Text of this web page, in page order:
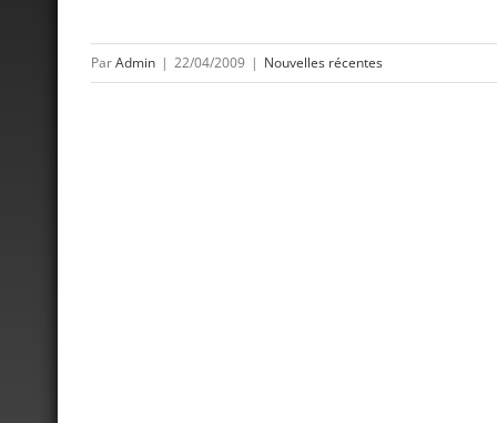
ParAdmin | 22/04/2009 | Nouvelles récentes